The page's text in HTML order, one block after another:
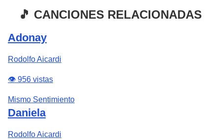
🎵 CANCIONES RELACIONADAS
Adonay
Rodolfo Aicardi
👁️ 956 vistas
Mismo Sentimiento
Daniela
Rodolfo Aicardi